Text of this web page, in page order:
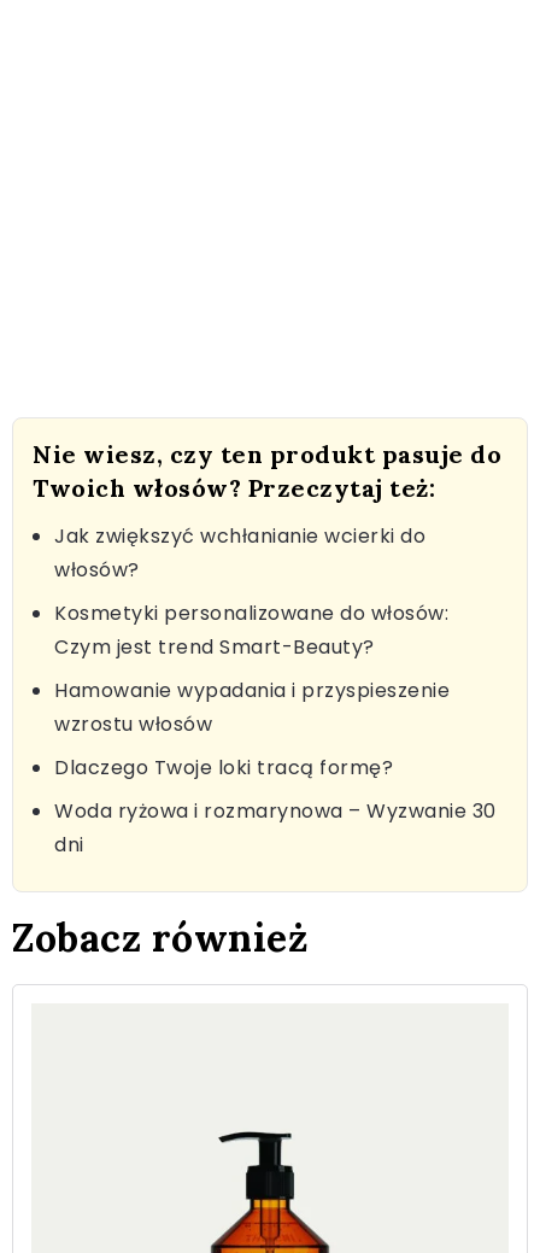
Nie wiesz, czy ten produkt pasuje do
Twoich włosów? Przeczytaj też:
Jak zwiększyć wchłanianie wcierki do
włosów?
Kosmetyki personalizowane do włosów:
Czym jest trend Smart-Beauty?
Hamowanie wypadania i przyspieszenie
wzrostu włosów
Dlaczego Twoje loki tracą formę?
Woda ryżowa i rozmarynowa – Wyzwanie 30
dni
Zobacz również